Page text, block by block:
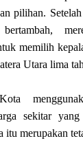
pilihan.
memilih
Utara lima
sekitar
itu merupakan